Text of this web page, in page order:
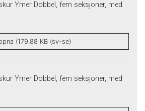
Ymer Dobbel, fem seksjoner, med
(179.88 KB (sv-se)
Ymer Dobbel, fem seksjoner, med